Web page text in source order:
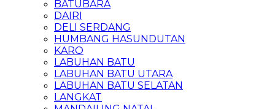
BATUBARA
DAIRI
DELI SERDANG
HUMBANG HASUNDUTAN
KARO
LABUHAN BATU
LABUHAN BATU UTARA
LABUHAN BATU SELATAN
LANGKAT